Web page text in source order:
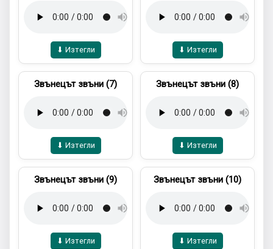
⬇ Изтегли ⬇ Изтегли
Звънецът звъни (7)
⬇ Изтегли
Звънецът звъни (8)
⬇ Изтегли
Звънецът звъни (9)
⬇ Изтегли
Звънецът звъни (10)
⬇ Изтегли